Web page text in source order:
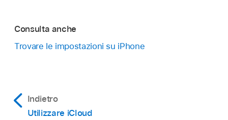
Consulta anche
Trovare le impostazioni su iPhone
Indietro
Utilizzare iCloud